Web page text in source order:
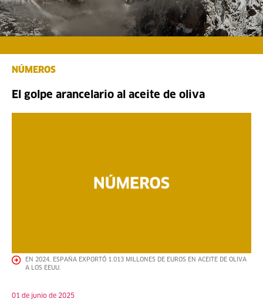
NÚMEROS
El golpe arancelario al aceite de oliva
EN 2024, ESPAÑA EXPORTÓ 1.013 MILLONES DE EUROS EN ACEITE DE OLIVA
A LOS EEUU.
01 de junio de 2025